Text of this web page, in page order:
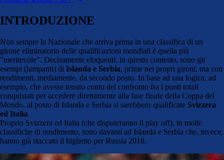
INTRODUZIONE
Non sempre la Nazionale che arriva prima in una classifica di un
girone eliminatorio delle qualificazioni mondiali è quella più
"meritevole". Decisamente eloquenti, in questo contesto, sono gli
esempi (lampanti) di Islanda e Serbia, prime nei propri gironi, ma con
rendimenti, mediamente, da secondo posto. In base ad una logica, ad
esempio, che avesse tenuto conto del confronto fra i punti totali
conquistati per accedere direttamente alla fase finale della Coppa del
Mondo, al posto di Islanda e Serbia si sarebbero qualificate Svizzera
ed Italia.
Proprio Svizzera ed Italia (che disputeranno il play off), in molte
classifiche di rendimento, sono davanti ad Islanda e Serbia che, invece,
hanno già staccato il biglietto per Russia 2018.